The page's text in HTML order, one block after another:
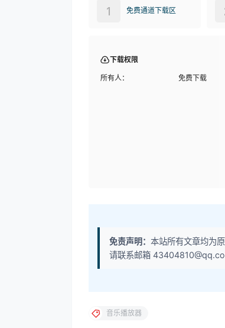
免费通道下载区
1
下载权限
所有人： 免费下载
免责声明： 本站所有文章均为
请联系邮箱
音乐播放器